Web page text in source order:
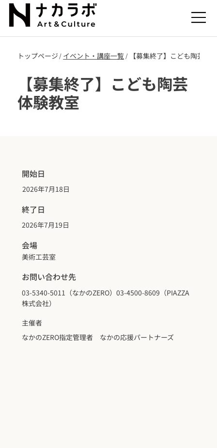
トップページ / ​イベント・講座一覧 / 【募集終了】こども陶芸体
【募集終了】こども陶芸
体験教室
開始日
2026年7月18日
終了日
2026年7月19日
会場
美術工芸室
お問い合わせ先
03-5340-5011（なかのZERO）03-4500-8609（PIAZZA
株式会社）
主催者
なかのZERO指定管理者 なかの応援パートナーズ